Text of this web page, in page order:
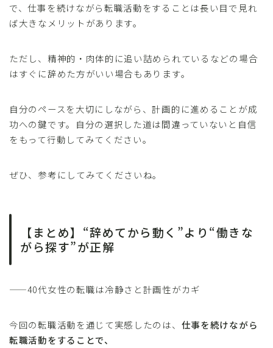
で、仕事を続けながら転職活動をすることは長い目で見れ
ば大きなメリットがあります。
ただし、精神的・肉体的に追い詰められているなどの場合
はすぐに辞めた方がいい場合もあります。
自分のペースを大切にしながら、計画的に進めることが成
功への鍵です。自分の選択した道は間違っていないと自信
をもって行動してみてください。
ぜひ、参考にしてみてくださいね。
【まとめ】“辞めてから動く”より“働きな
がら探す”が正解
——40代女性の転職は冷静さと計画性がカギ
今回の転職活動を通じて実感したのは、 仕事を続けながら
転職活動をすることで、